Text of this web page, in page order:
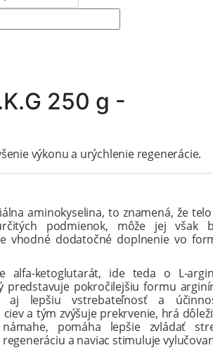
250 g -
výkonu a urýchlenie regenerácie.
aminokyselina, to znamená, že
podmienok, môže jej však
vhodné dodatočné doplnenie vo
alfa-ketoglutarát, ide teda o L-
predstavuje pokročilejšiu formu
aj lepšiu vstrebateľnosť a
a tým zvýšuje prekrvenie, hrá
pomáha lepšie zvládať
a naviac stimuluje